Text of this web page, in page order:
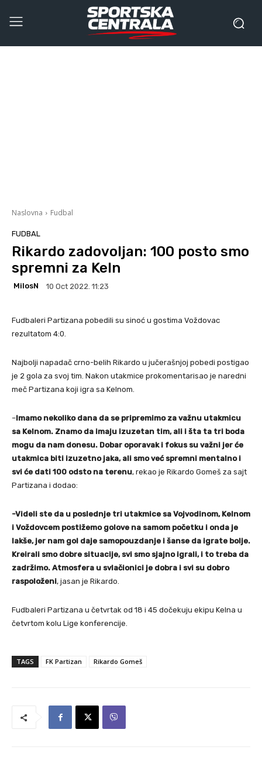
Naslovna Fudbal
FUDBAL
Rikardo zadovoljan: 100 posto smo
spremni za Keln
MilosN 10 Oct 2022. 11:23
Fudbaleri Partizana pobedili su sinoć u gostima Voždovac
rezultatom 4:0.
Najbolji napadač crno-belih Rikardo u jučerašnjoj pobedi postigao
je 2 gola za svoj tim. Nakon utakmice prokomentarisao je naredni
meč Partizana koji igra sa Kelnom.
–Imamo nekoliko dana da se pripremimo za važnu utakmicu
sa Kelnom. Znamo da imaju izuzetan tim, ali i šta ta tri boda
mogu da nam donesu. Dobar oporavak i fokus su važni jer će
utakmica biti izuzetno jaka, ali smo već spremni mentalno i
svi će dati 100 odsto na terenu, rekao je Rikardo Gomeš za sajt
Partizana i dodao:
-Videli ste da u poslednje tri utakmice sa Vojvodinom, Kelnom
i Voždovcem postižemo golove na samom početku i onda je
lakše, jer nam gol daje samopouzdanje i šanse da igrate bolje.
Kreirali smo dobre situacije, svi smo sjajno igrali, i to treba da
zadržimo. Atmosfera u svlačionici je dobra i svi su dobro
raspoloženi, jasan je Rikardo.
Fudbaleri Partizana u četvrtak od 18 i 45 dočekuju ekipu Kelna u
četvrtom kolu Lige konferencije.
TAGS FK Partizan Rikardo Gomeš